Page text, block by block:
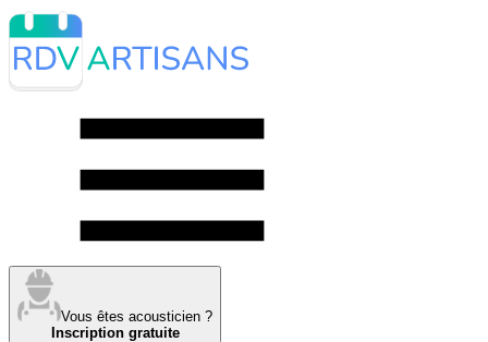
Vous êtes acousticien ?
Inscription gratuite